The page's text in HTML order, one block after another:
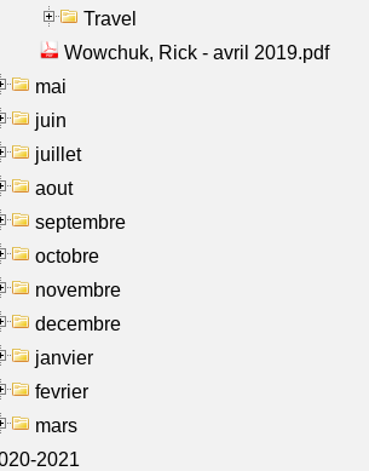
Travel
Wowchuk, Rick - avril 2019.pdf
mai
juin
juillet
aout
septembre
octobre
novembre
decembre
janvier
fevrier
mars
2021